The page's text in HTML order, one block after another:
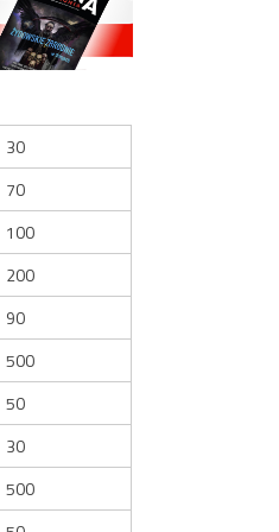
30
70
100
200
90
500
50
30
500